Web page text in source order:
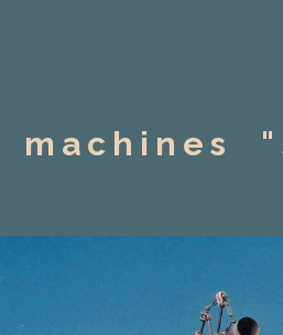
machines